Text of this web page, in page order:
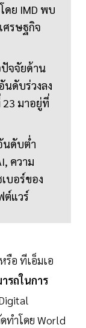
ดย IMD พบ
ศรษฐกิจ
จจัยด้าน
นดับร่วงลง
มาอยู่ที่
นดับต่ำ
ความ
บอร์ของ
ต์แวร์
รือ ทีเอ็มเอ
รถในการ
ทำโดย World